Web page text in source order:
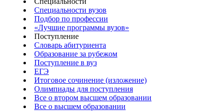
Специальности вузов
Подбор по профессии
«Лучшие программы вузов»
Поступление
Словарь абитуриента
Образование за рубежом
Поступление в вуз
ЕГЭ
Итоговое сочинение (изложение)
Олимпиады для поступления
Все о втором высшем образовании
Все о высшем образовании